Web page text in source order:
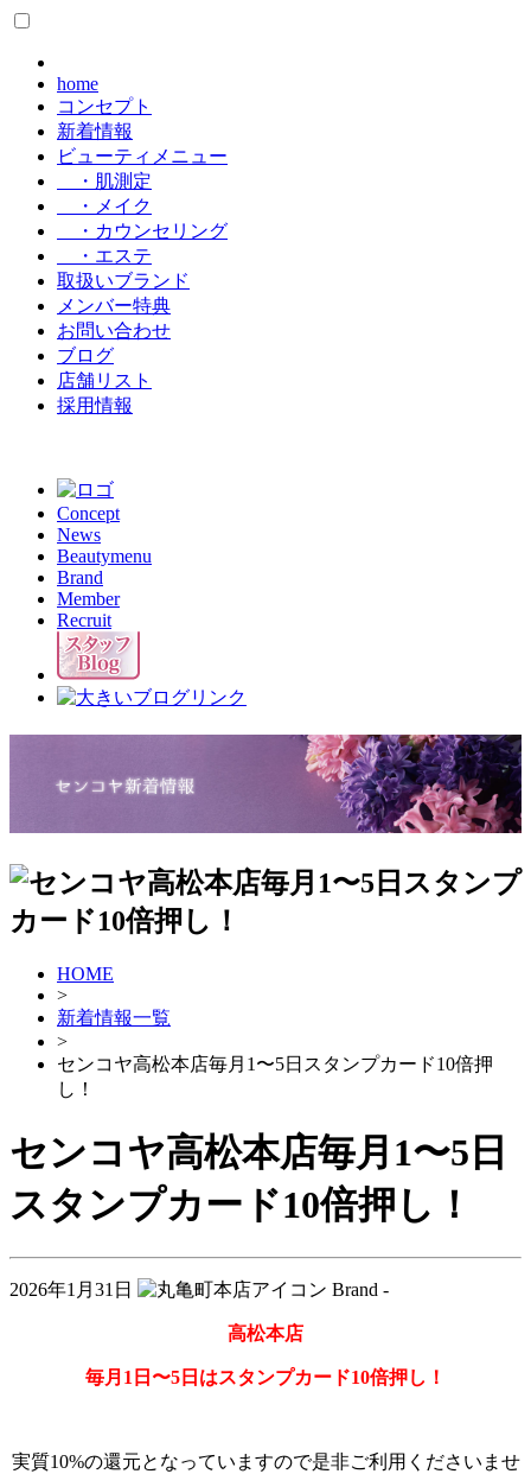
home
コンセプト
新着情報
ビューティメニュー
・肌測定
・メイク
・カウンセリング
・エステ
取扱いブランド
メンバー特典
お問い合わせ
ブログ
店舗リスト
採用情報
Concept
News
Beautymenu
Brand
Member
Recruit
HOME
>
新着情報一覧
>
センコヤ高松本店毎月1〜5日スタンプカード10倍押
し！
センコヤ高松本店毎月1〜5日
スタンプカード10倍押し！
2026年1月31日 Brand -
高松本店
毎月1日〜5日はスタンプカード10倍押し！
実質10%の還元となっていますので是非ご利用くださいませ